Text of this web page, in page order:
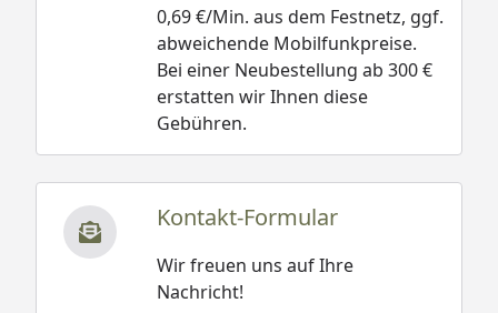
0,69 €/Min. aus dem Festnetz, ggf.
abweichende Mobilfunkpreise.
Bei einer Neubestellung ab 300 €
erstatten wir Ihnen diese
Gebühren.
Kontakt-Formular
Wir freuen uns auf Ihre
Nachricht!